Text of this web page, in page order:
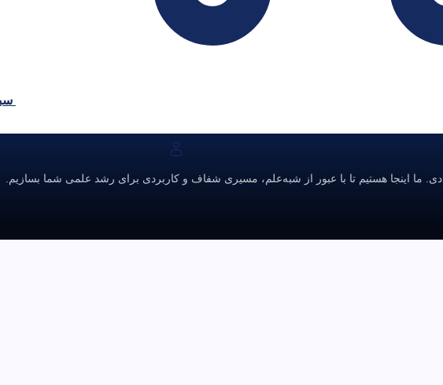
ما اینجا هستیم تا با عبور از شبه‌علم، مسیری شفاف و کاربردی برای رشد علمی شما بسازیم.